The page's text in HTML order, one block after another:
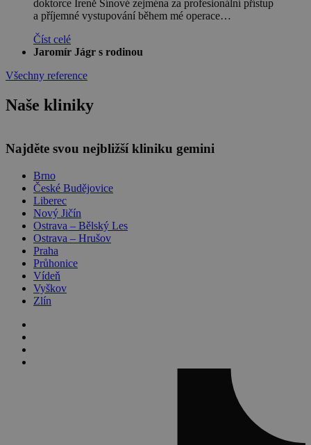
doktorce Ireně Šínové zejména za profesionální přístup
a příjemné vystupování během mé operace…
Číst celé
Jaromír Jágr s rodinou
Všechny reference
Naše kliniky
Najděte svou nejbližší kliniku gemini
Brno
České Budějovice
Liberec
Nový Jičín
Ostrava – Bělský Les
Ostrava – Hrušov
Praha
Průhonice
Vídeň
Vyškov
Zlín